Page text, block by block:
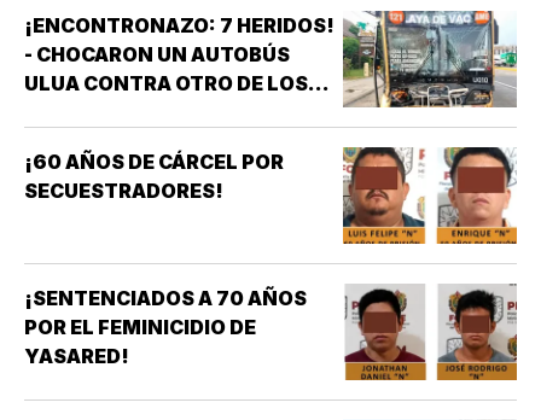
¡ENCONTRONAZO: 7 HERIDOS!
- CHOCARON UN AUTOBÚS
ULUA CONTRA OTRO DE LOS
¡60 AÑOS DE CÁRCEL POR
SECUESTRADORES!
¡SENTENCIADOS A 70 AÑOS
POR EL FEMINICIDIO DE
YASARED!